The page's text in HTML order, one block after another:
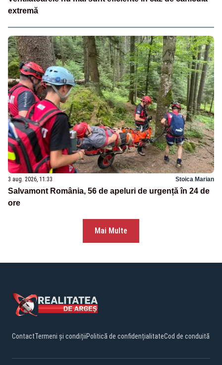
extremă
3 aug. 2026, 11:33 Stoica Marian
Salvamont România, 56 de apeluri de urgență în 24 de
ore
Mai Multe
ContactTermeni și condițiiPolitică de confidențialitateCod de conduită